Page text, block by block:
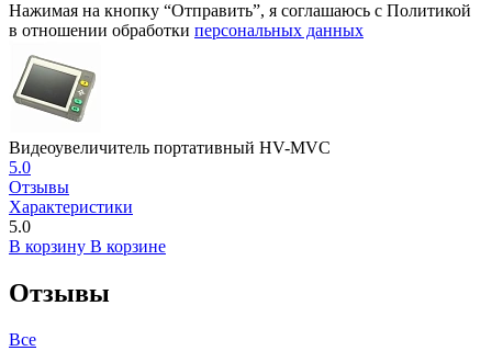
Нажимая на кнопку “Отправить”, я соглашаюсь с Политикой
в отношении обработки персональных данных
Видеоувеличитель портативный HV-MVC
5.0
Отзывы
Характеристики
5.0
В корзину В корзине
Отзывы
Все